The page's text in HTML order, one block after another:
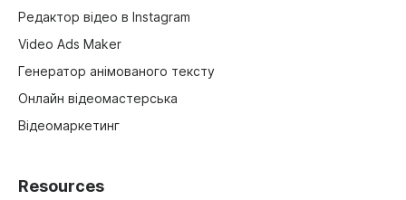
Редактор відео в Instagram
Video Ads Maker
Генератор анімованого тексту
Онлайн відеомастерська
Відеомаркетинг
Resources